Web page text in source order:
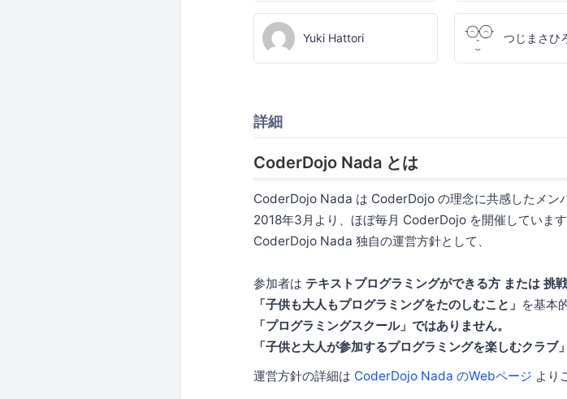
Yuki Hattori つじまさひ
詳細
CoderDojo Nada とは
CoderDojo Nada は CoderDojo の理念に共感したメン
2018年3月より、ほぼ毎月 CoderDojo を開催しています
CoderDojo Nada 独自の運営方針として、
参加者は テキストプログラミングができる方 または 挑
「子供も大人もプログラミングをたのしむこと」 を基本
「プログラミングスクール」ではありません。
「子供と大人が参加するプログラミングを楽しむクラブ」
運営方針の詳細は CoderDojo Nada のWebページ より